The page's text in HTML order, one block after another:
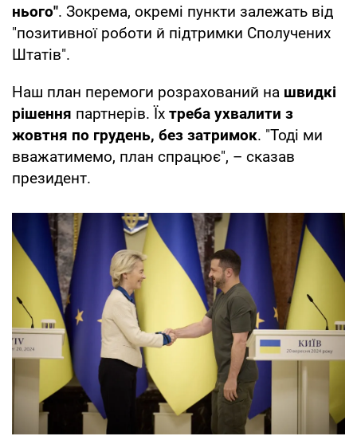
нього". Зокрема, окремі пункти залежать від
"позитивної роботи й підтримки Сполучених
Штатів".
Наш план перемоги розрахований на швидкі
рішення партнерів. Їх треба ухвалити з
жовтня по грудень, без затримок. "Тоді ми
вважатимемо, план спрацює", – сказав
президент.